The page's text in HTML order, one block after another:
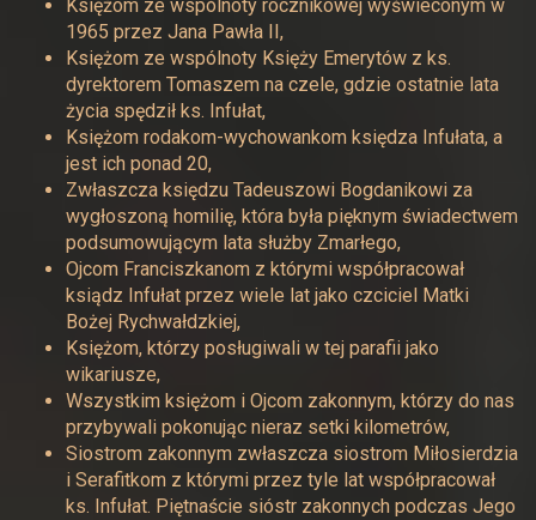
Księżom ze wspólnoty rocznikowej wyświeconym w
1965 przez Jana Pawła II,
Księżom ze wspólnoty Księży Emerytów z ks.
dyrektorem Tomaszem na czele, gdzie ostatnie lata
życia spędził ks. Infułat,
Księżom rodakom-wychowankom księdza Infułata, a
jest ich ponad 20,
Zwłaszcza księdzu Tadeuszowi Bogdanikowi za
wygłoszoną homilię, która była pięknym świadectwem
podsumowującym lata służby Zmarłego,
Ojcom Franciszkanom z którymi współpracował
ksiądz Infułat przez wiele lat jako czciciel Matki
Bożej Rychwałdzkiej,
Księżom, którzy posługiwali w tej parafii jako
wikariusze,
Wszystkim księżom i Ojcom zakonnym, którzy do nas
przybywali pokonując nieraz setki kilometrów,
Siostrom zakonnym zwłaszcza siostrom Miłosierdzia
i Serafitkom z którymi przez tyle lat współpracował
ks. Infułat. Piętnaście sióstr zakonnych podczas Jego